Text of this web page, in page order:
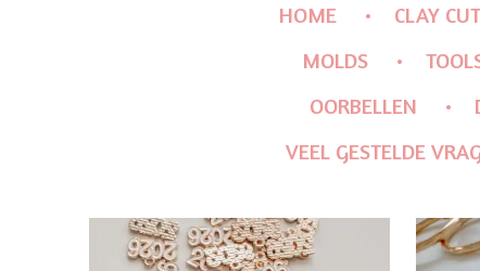
HOME CLAY
MOLDS
OORBELLEN
VEEL GESTELDE